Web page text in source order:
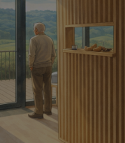
Eventos
Contacto
Noticias
Blog